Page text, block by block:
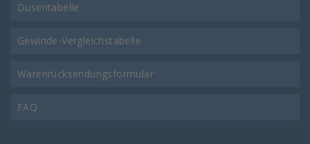
Düsentabelle
Gewinde-Vergleichstabelle
Warenrücksendungsformular
FAQ